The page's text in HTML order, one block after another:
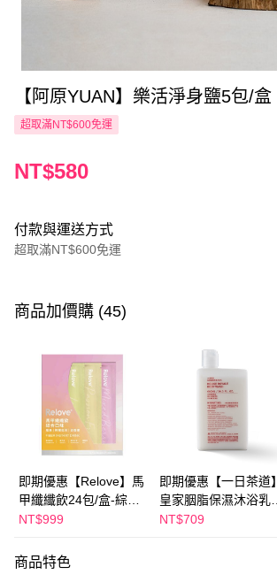
【阿原YUAN】樂活淨身鹽5包/盒
超取滿NT$600免運
NT$580
付款與運送方式
超取滿NT$600免運
信用卡一次付款
Apple Pay
街口支付
悠遊付
Google Pay
AFTEE先享後付
商品加價購 (45)
即期優惠【Relove】馬
甲纖纖飲24包/盒-綜合
口味(效期2027-01-22)
NT$999
即期優惠【一日茶道】
皇家胭脂保濕沐浴乳
600ml 效期2027/2/19
NT$709
商品特色